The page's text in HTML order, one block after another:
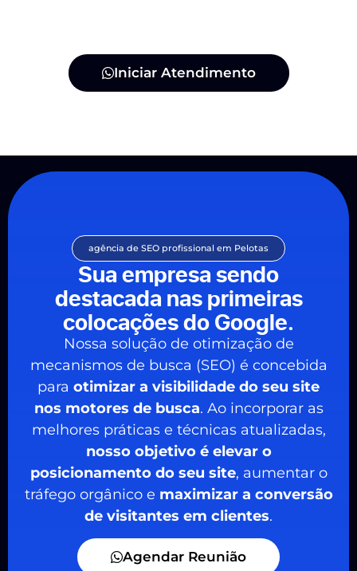
Iniciar Atendimento
agência de SEO profissional em Pelotas
Sua empresa sendo
destacada nas primeiras
colocações do Google.
Nossa solução de otimização de
mecanismos de busca (SEO) é concebida
para otimizar a visibilidade do seu site
nos motores de busca. Ao incorporar as
melhores práticas e técnicas atualizadas,
nosso objetivo é elevar o
posicionamento do seu site, aumentar o
tráfego orgânico e maximizar a conversão
de visitantes em clientes.
Agendar Reunião